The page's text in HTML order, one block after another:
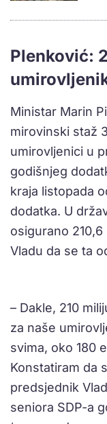
Plenković:
Ministar Marin
mirovinski staž
umirovljenici u
godišnjeg
kraja listopada
dodatka. U
osigurano
Vladu da se ta
– Dakle, 210
za naše
svima, oko 180
Konstatiram da
predsjednik
seniora SDP-a